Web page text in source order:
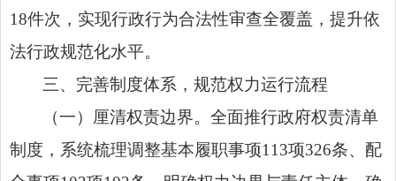
18件次，实现行政行为合法性审查全覆盖，提升依
法行政规范化水平。
三、完善制度体系，规范权力运行流程
（一）厘清权责边界。全面推行政府权责清单
制度，系统梳理调整基本履职事项113项326条、配